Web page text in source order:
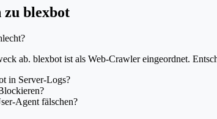
zu blexbot
ab. blexbot ist als Web-Crawler eingeordnet.
in Server-Logs?
Agent fälschen?